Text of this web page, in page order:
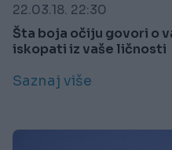
22.03.18. 22:30
Šta boja očiju govori o
iskopati iz vaše ličnosti
Saznaj više